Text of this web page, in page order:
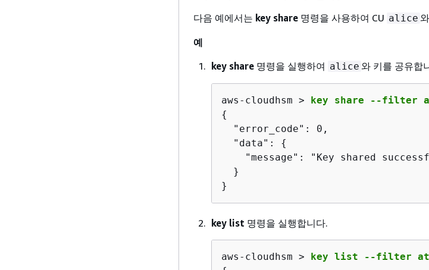
다음 예에서는 key share 명령을 사용하여 CU alice
예
key share 명령을 실행하여 alice 와 키를 공유합
aws-cloudhsm > key share --filter
{
  "error_code": 0,
  "data":
{
"message": "Key shared
  }
}
key list 명령을 실행합니다.
aws-cloudhsm > key list --filter